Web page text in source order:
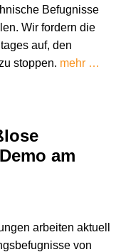
Befugnisse
Wir fordern die
auf, den
stoppen. mehr …
am
arbeiten aktuell
von